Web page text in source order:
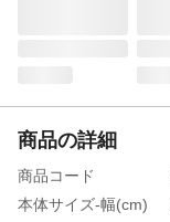
商品の詳細
商品コード
本体サイズ-幅(cm)